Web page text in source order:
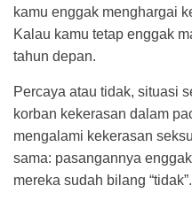
kamu enggak menghargai
Kalau kamu tetap enggak
tahun depan.
Percaya atau tidak, situasi
korban kekerasan dalam
mengalami kekerasan
sama: pasangannya
mereka sudah bilang “tidak”.